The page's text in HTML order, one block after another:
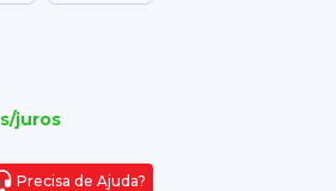
s/juros
Precisa de Ajuda?